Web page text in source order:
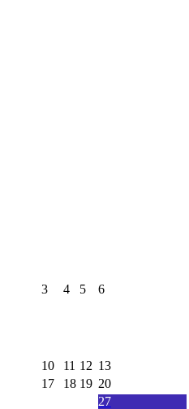
3 4 5 6
10
11 12 13
17
18 19 20
27